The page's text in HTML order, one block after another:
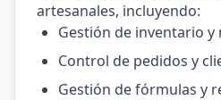
artesanales, incluyendo:
Gestión de inventario y
Control de pedidos y
Gestión de fórmulas y